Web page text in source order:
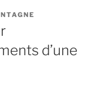
d’une